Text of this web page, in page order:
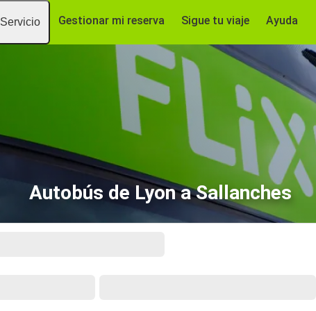
Servicio Gestionar mi reserva Sigue tu viaje Ayuda
Autobús de Lyon a Sallanches